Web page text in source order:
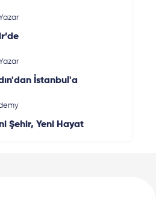
İstanbul'a
Şehir, Yeni Hayat